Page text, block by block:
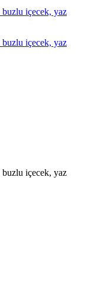
buzlu içecek, yaz
buzlu içecek, yaz
buzlu içecek, yaz